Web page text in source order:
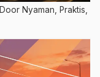
Nyaman, Praktis,